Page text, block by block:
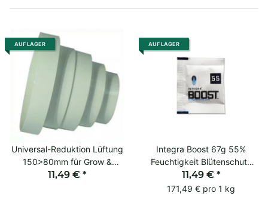
AUF LAGER
Universal-Reduktion Lüftung
150>80mm für Grow &
Indoor-Luftführung
11,49 € *
AUF LAGER
Integra Boost 67g 55%
Feuchtigkeit Blütenschutz
Kräuter Aroma
11,49 € *
171,49 € pro 1 kg